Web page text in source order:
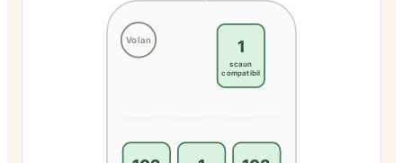
Volan 1
scaun
compatibil